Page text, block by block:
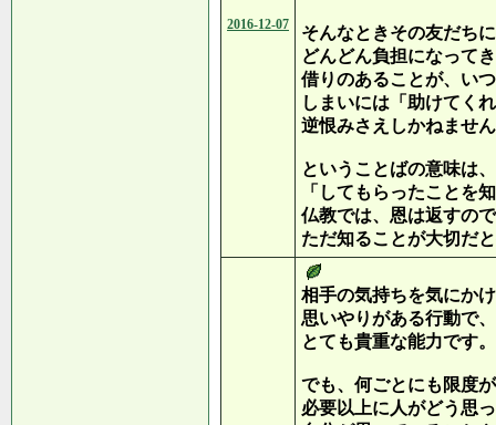
2016-12-07
そんなときその友だち
どんどん負担になって
借りのあることが、い
しまいには「助けてく
逆恨みさえしかねませ
ということばの意味は、
「してもらったことを
仏教では、恩は返すの
ただ知ることが大切だ
相手の気持ちを気にか
思いやりがある行動で
とても貴重な能力です。
でも、何ごとにも限度
必要以上に人がどう思